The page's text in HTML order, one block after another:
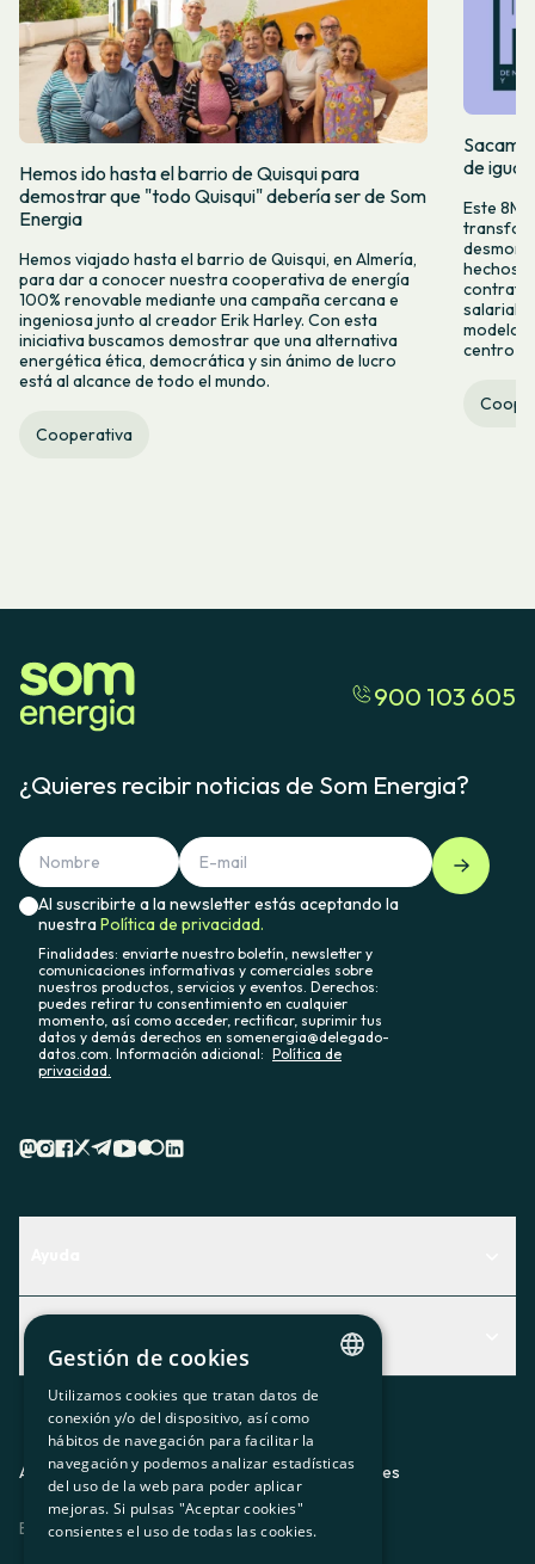
Hemos ido hasta el barrio de Quisqui para
demostrar que "todo Quisqui" debería ser de Som
Energia
Hemos viajado hasta el barrio de Quisqui, en Almería,
para dar a conocer nuestra cooperativa de energía
100% renovable mediante una campaña cercana e
ingeniosa junto al creador Erik Harley. Con esta
iniciativa buscamos demostrar que una alternativa
energética ética, democrática y sin ánimo de lucro
está al alcance de todo el mundo.
Cooperativa
de
Este 8M,
hechos y
salarial y
modelo
centro
900 103 605
¿Quieres recibir noticias de Som Energia?
Al suscribirte a la newsletter estás aceptando la
nuestraPolítica de privacidad.
Finalidades: enviarte nuestro boletín, newsletter y
comunicaciones informativas y comerciales sobre
nuestros productos, servicios y eventos. Derechos:
puedes retirar tu consentimiento en cualquier
momento, así como acceder, rectificar, suprimir tus
datos y demás derechos en somenergia@delegado-
datos.com. Información adicional: Política de
privacidad.
Descubre qué servicio te encaja mejor
Contacto
Actualidad
El rincón de la socia
Prensa
Trabaja con nosotros
Aviso legalPolítica de privacidadPolítica de cookies
ES CAGLEU
CATALAN
SPANISH
GL
BASQUE
Gestión de cookies
Utilizamos cookies que tratan datos de
conexión y/o del dispositivo, así como
hábitos de navegación para facilitar la
navegación y podemos analizar estadísticas
del uso de la web para poder aplicar
mejoras. Si pulsas "Aceptar cookies"
consientes el uso de todas las cookies.